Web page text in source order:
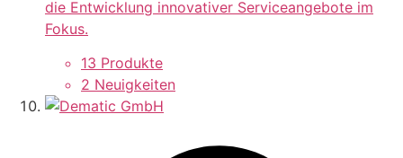
die Entwicklung innovativer Serviceangebote im
Fokus.
13 Produkte
2 Neuigkeiten